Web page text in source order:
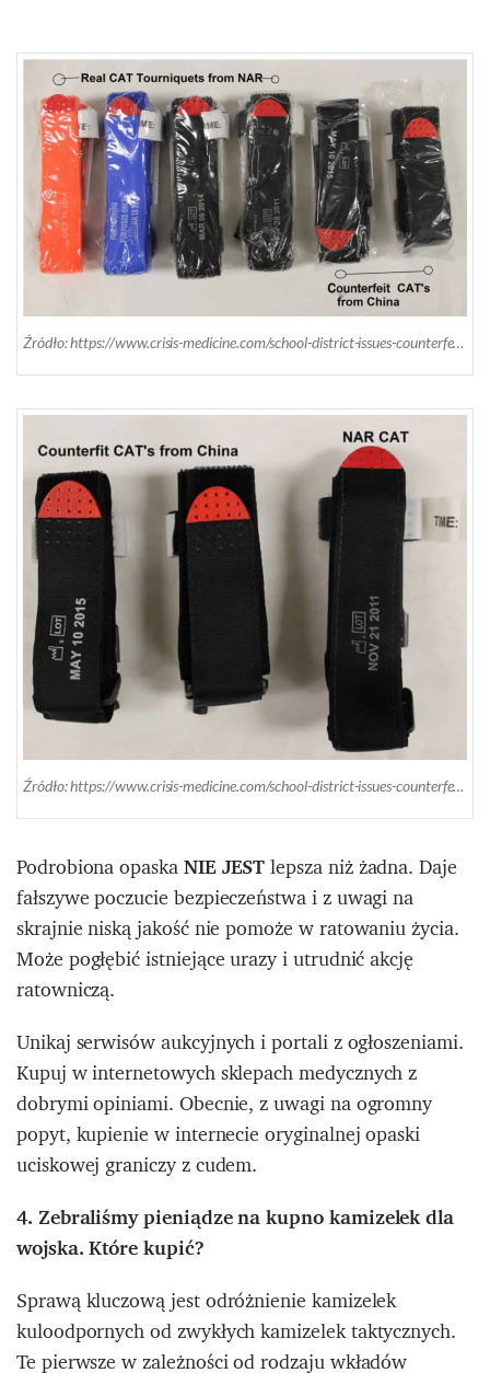
Źródło: https://www.crisis-medicine.com/school-district-issues-counterfeit-tourniquets/?fbclid=IwAR055SGOkNgZUrRWuNzKvVca-Owcr1KaihpZ8Kgb0d31JM3xjc1igriIQtg
Źródło: https://www.crisis-medicine.com/school-district-issues-counterfeit-tourniquets/?fbclid=IwAR055SGOkNgZUrRWuNzKvVca-Owcr1KaihpZ8Kgb0d31JM3xjc1igriIQtg
Podrobiona opaskaNIE JESTlepsza niż żadna. Daje
fałszywe poczucie bezpieczeństwa i z uwagi na
skrajnie niską jakość nie pomoże w ratowaniu życia.
Może pogłębić istniejące urazy i utrudnić akcję
ratowniczą.
Unikaj serwisów aukcyjnych i portali z ogłoszeniami.
Kupuj w internetowych sklepach medycznych z
dobrymi opiniami. Obecnie, z uwagi na ogromny
popyt, kupienie w internecie oryginalnej opaski
uciskowej graniczy z cudem.
4. Zebraliśmy pieniądze na kupno kamizelek dla
wojska. Które kupić?
Sprawą kluczową jest odróżnienie kamizelek
kuloodpornych od zwykłych kamizelek taktycznych.
Te pierwsze w zależności od rodzaju wkładów